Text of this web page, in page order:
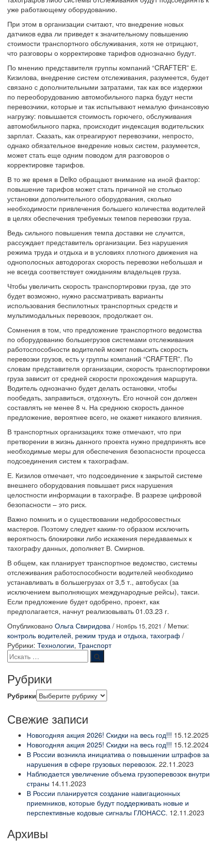
уже работающему оборудованию.
При этом в организации считают, что внедрение новых
датчиков едва ли приведет к значительному повышению
стоимости транспортного обслуживания, хотя не отрицают,
что разговоры о корректировке тарифов однозначно будут.
По мнению представителя группы компаний “CRAFTER” Е.
Кизилова, внедрение систем отслеживания, разумеется, будет
связано с дополнительными затратами, так как все издержки
по переоборудованию автомобильного парка будут нести
перевозчики, которые и так испытывают немалую финансовую
нагрузку: повышается стоимость горючего, обслуживания
автомобильного парка, происходит индексация водительских
зарплат. Сказать, как отреагируют перевозчики, непросто,
однако обязательное внедрение новых систем, разумеется,
может стать еще одним поводом для разговоров о
корректировке тарифов.
В то же время в Delko обращают внимание на иной фактор:
повышение тарифов может стать причиной не столько
установки дополнительного оборудования, сколько
необходимости привлечения большего количества водителей
в целях обеспечения требуемых темпов перевозки груза.
Ведь сильного повышения темпа доставки не случится,
рассуждает представитель организации. Без нарушения
режима труда и отдыха и в условиях плотного движения на
однополосных автодорогах скорость перевозки небольшая и
не всегда соответствует ожиданиям владельцев груза.
Чтобы увеличить скорость транспортировки груза, где это
будет возможно, нужно рассматривать варианты
использования беспилотных транспортных средств и
мультимодальных перевозок, продолжает он.
Сомнения в том, что предложение транспортного ведомства
по оборудованию большегрузов системами отслеживания
работоспособности водителей может повысить скорость
перевозки грузов, есть у группы компаний “CRAFTER”. По
словам представителя организации, скорость транспортировки
груза зависит от средней скорости прохождения маршрута.
Водитель однозначно будет делать остановки, чтобы
пообедать, заправиться, отдохнуть. Его ночной сон должен
составлять не менее 8 ч. На среднюю скорость данное
предложение, вероятнее всего, не окажет никакого влияния.
В транспортных организациях тоже отмечают, что при
претворении в жизнь данного проекта нужно предпринять все
необходимые меры для обеспечения безопасности процесса
подсоединения систем к тахографам.
Е. Кизилов отмечает, что подсоединение к закрытой системе
внешнего оборудования повышает риск нарушения
целостности информации в тахографе. В разрезе цифровой
безопасности – это риск.
Важно помнить и о существовании недобросовестных
мастеров. Поэтому следует каким-то образом исключить
вероятность блокировки либо искажения передаваемых к
тахографу данных, дополняет В. Смирнов.
В общем, как планирует транспортное ведомство, системы
отслеживания работоспособности водителей необходимо
устанавливать в большегрузах от 3,5 т., автобусах (за
исключением выполняющих международные рейсы), такси.
Если предложение будет одобрено, проект, как
предполагается, начнут реализовывать 01.03.23 г.
Опубликовано Ольга Свиридова / Ноябрь 15, 2021 / Метки:
контроль водителей, режим труда и отдыха, тахограф /
Рубрики: Технологии, Транспорт
Рубрики
Рубрики
Свежие записи
Новогодняя акция 2026! Скидки на весь год!!! 15.12.2025
Новогодняя акция 2025! Скидки на весь год!!! 15.12.2024
В России возникла инициатива о повышении штрафов за
нарушения в сфере грузовых перевозок. 22.11.2023
Наблюдается увеличение объема грузоперевозок внутри
страны 14.11.2023
В России планируется создание навигационных
приемников, которые будут поддерживать новые и
перспективные кодовые сигналы ГЛОНАСС. 12.11.2023
Архивы